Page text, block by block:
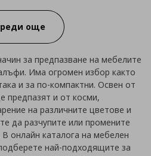
още
за предпазване на мебелите
Има огромен избор както
и за по-компактни. Освен от
предпазят и от косми,
на различните цветове и
да разчупите или промените
онлайн каталога на мебелен
най-подходящите за